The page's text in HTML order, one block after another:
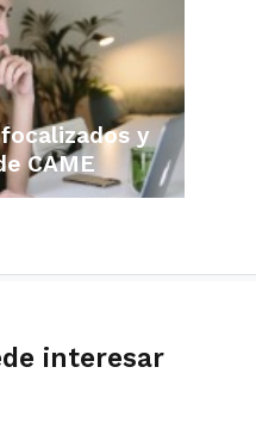
y
CAME
interesar